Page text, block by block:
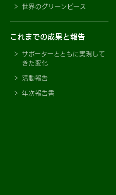
世界のグリーンピース
これまでの成果と報告
サポーターとともに実現して
きた変化
活動報告
年次報告書